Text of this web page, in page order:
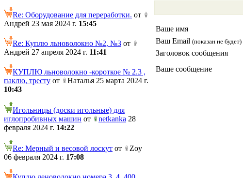
Re: Оборудование для переработки. от
Андрей 23 мая 2024 г. 15:45
Re: Куплю льноволокно №2, №3 от
Андрей 27 апреля 2024 г. 11:41
КУПЛЮ льноволокно -короткое № 2.3 ,
паклю, тресту от
Наталья 25 марта 2024 г.
10:43
Игольницы (доски игольные) для
иглопробивных машин от netkanka 28
февраля 2024 г. 14:22
Re: Мерный и весовой лоскут от
Zoy
06 февраля 2024 г. 17:08
Ваше имя
Ваш Email (показан не будет)
Заголовок сообщения
Ваше сообщение